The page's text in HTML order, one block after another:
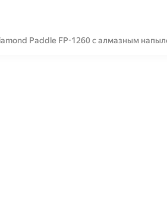
Paddle FP-1260 с алмазным